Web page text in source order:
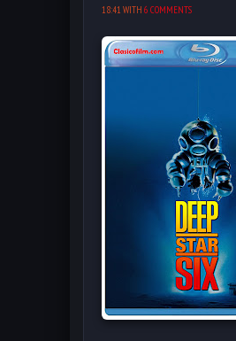
18:41 WITH 6 COMMENTS